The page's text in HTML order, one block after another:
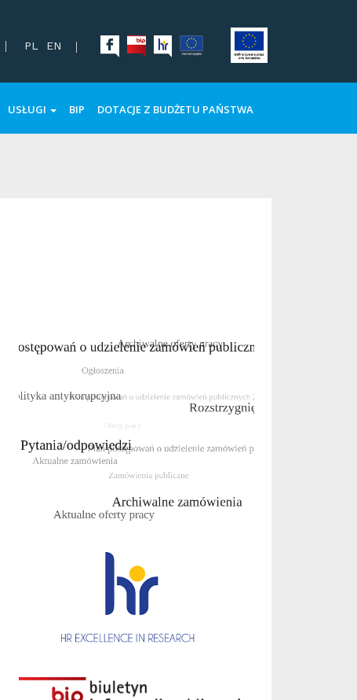
PL EN
USŁUGI BIP DOTACJE Z BUDŻETU PAŃSTWA